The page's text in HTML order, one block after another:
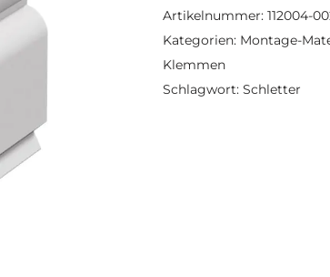
Artikelnummer: 112004-
Kategorien: Montage-
Klemmen
Schlagwort: Schletter